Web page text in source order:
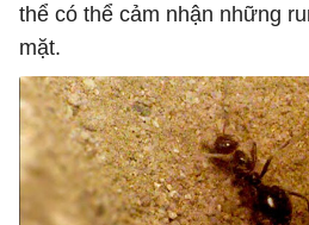
thể có thể cảm nhận những
mặt.